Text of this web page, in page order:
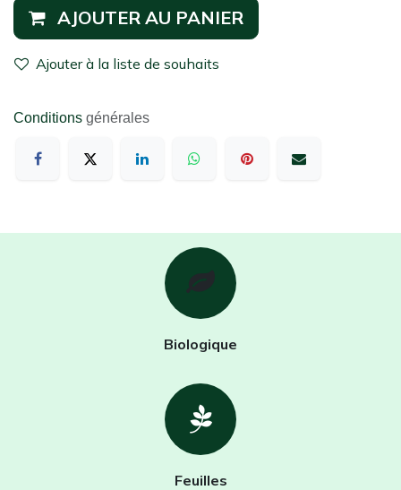
AJOUTER AU PANIER
Ajouter à la liste de souhaits
Conditions générales
Biologique
Feuilles